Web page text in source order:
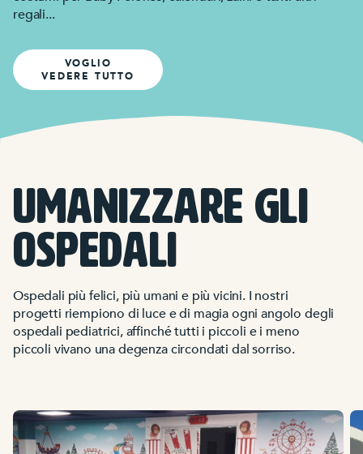
regali...
VOGLIO
VEDERE TUTTO
Umanizzare gli
ospedali
Ospedali più felici, più umani e più vicini. I nostri
progetti riempiono di luce e di magia ogni angolo degli
ospedali pediatrici, affinché tutti i piccoli e i meno
piccoli vivano una degenza circondati dal sorriso.